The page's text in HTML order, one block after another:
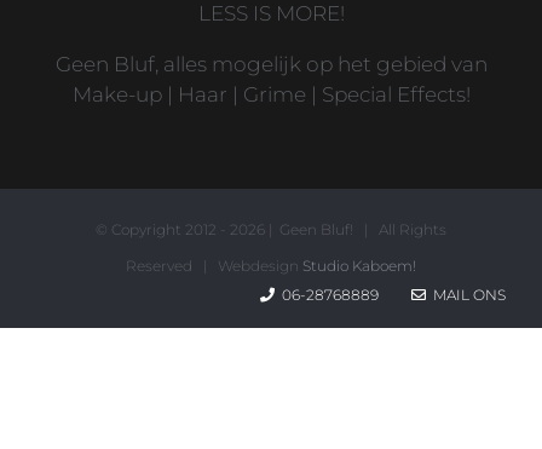
LESS IS MORE!
Geen Bluf, alles mogelijk op het gebied van
Make-up | Haar | Grime | Special Effects!
© Copyright 2012 - 2026 | Geen Bluf! | All Rights
Reserved | Webdesign Studio Kaboem!
06-28768889
MAIL ONS